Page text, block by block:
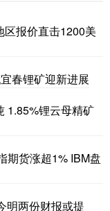
区报价直击1200美
春锂矿迎新进展
1.85%锂云母精矿
期货涨超1% IBM盘
明两份财报或提